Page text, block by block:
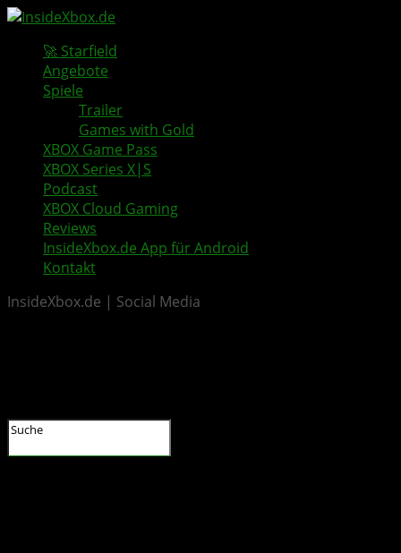
🚀 Starfield
Angebote
Spiele
Trailer
Games with Gold
XBOX Game Pass
XBOX Series X|S
Podcast
XBOX Cloud Gaming
Reviews
InsideXbox.de App für Android
Kontakt
InsideXbox.de | Social Media